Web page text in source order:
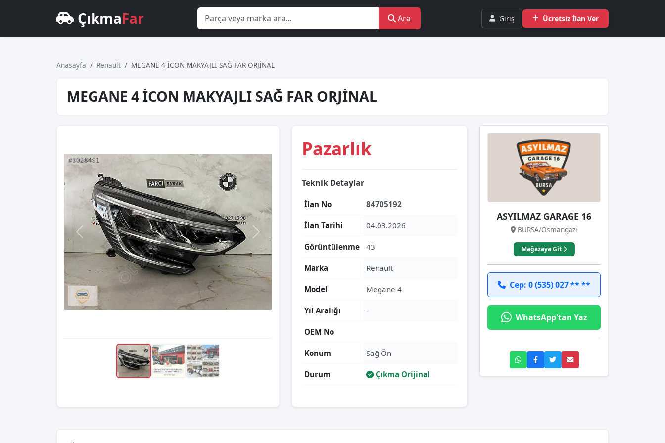
ÇıkmaFar Ara Giriş Ücretsiz İlan Ver
Anasayfa Renault MEGANE 4 İCON MAKYAJLI SAĞ FAR ORJİNAL
MEGANE 4 İCON MAKYAJLI SAĞ FAR ORJİNAL
Pazarlık
Teknik Detaylar
İlan No 84705192
İlan Tarihi 04.03.2026
Görüntülenme 43
Marka Renault
Model Megane 4
Yıl Aralığı -
OEM No
Konum Sağ Ön
Durum Çıkma Orijinal
ASYILMAZ GARAGE 16
BURSA/Osmangazi
Mağazaya Git
Cep: 0 (535) 027 ** **
WhatsApp'tan Yaz